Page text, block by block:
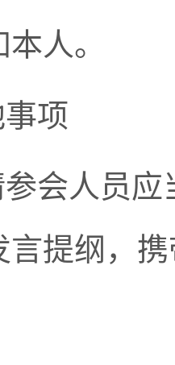
人。
项
参会人员
言提纲，